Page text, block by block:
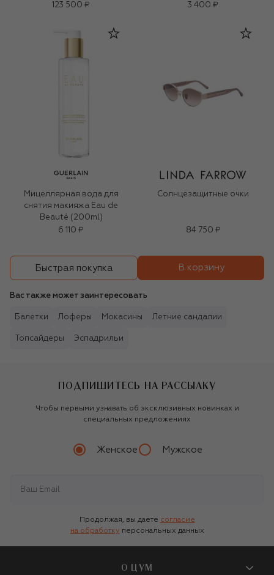
123 500 ₽
3 400 ₽
Мицеллярная вода для
снятия макияжа Eau de
Beauté (200ml)
6 110 ₽
Солнцезащитные очки
84 750 ₽
Быстрая покупка В корзину
Вас также может заинтересовать
Балетки Лоферы Мокасины Летние сандалии
Топсайдеры Эспадрильи
ПОДПИШИТЕСЬ НА РАССЫЛКУ
Чтобы первыми узнавать об эксклюзивных новинках и
специальных предложениях
Женское Мужское
Продолжая, вы даете согласие
на обработку персональных данных
О ЦУМ